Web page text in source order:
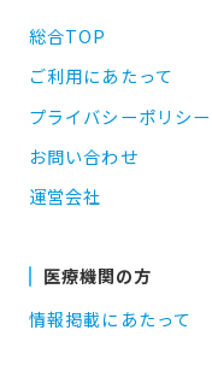
総合TOP
ご利用にあたって
プライバシーポリシー
お問い合わせ
運営会社
医療機関の方
情報掲載にあたって